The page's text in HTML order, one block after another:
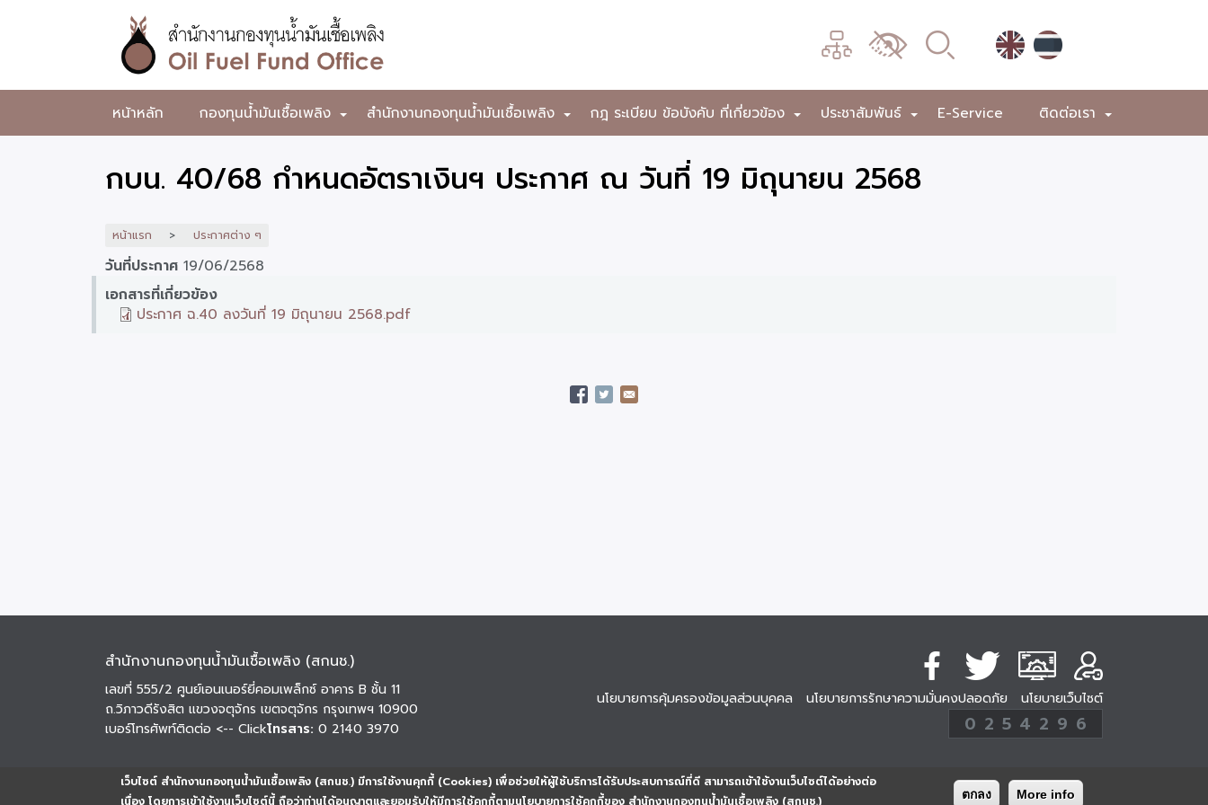
เว็บไซต์ สำนักงานกองทุนน้ำมันเชื้อเพลิง (สกนช.) มีการใช้งานคุกกี้ (Cookies) เพื่อช่วยให้ผู้ใช้บริการได้รับประสบการณ์ที่ดี สามารถเข้าใช้งานเว็บไซต์ได้อย่างต่อ
เนื่อง โดยการเข้าใช้งานเว็บไซต์นี้ ถือว่าท่านได้อนุญาตและยอมรับให้มีการใช้คุกกี้ตามนโยบายการใช้คุกกี้ของ สำนักงานกองทุนน้ำมันเชื้อเพลิง (สกนช.)
ตกลง More info
หลัก
สำนักงาน
กองทุน
น้ำมัน
เพลิง
เมนู
เปลี่ยน
ผล
หน้าหลัก +
กองทุนน้ำมันเชื้อเพลิง +
สำนักงานกองทุนน้ำมันเชื้อเพลิง +
กฎ ระเบียบ ข้อบังคับ ที่เกี่ยวข้อง +
ประชาสัมพันธ์ E-Service +
ติดต่อเรา
กบน. 40/68 กำหนดอัตราเงินฯ ประกาศ ณ วันที่ 19 มิถุนายน 2568
หน้าแรก ประกาศต่าง ๆ
วันที่ประกาศ 19/06/2568
เอกสารที่เกี่ยวข้อง
ประกาศ ฉ.40 ลงวันที่ 19 มิถุนายน 2568.pdf
สำนักงานกองทุนน้ำมันเชื้อเพลิง (สกนช.)
เลขที่ 555/2 ศูนย์เอนเนอร์ยี่คอมเพล็กซ์ อาคาร B ชั้น 11
ถ.วิภาวดีรังสิต แขวงจตุจักร เขตจตุจักร กรุงเทพฯ 10900
เบอร์โทรศัพท์ติดต่อ <-- Clickโทรสาร: 0 2140 3970
นโยบายการคุ้มครองข้อมูลส่วนบุคคล นโยบายการรักษาความมั่นคงปลอดภัย นโยบายเว็บไซต์
254296
ครั้ง
0 2 5 4 2 9 6